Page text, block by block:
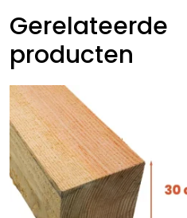
Gerelateerde
producten
Dit
product
heeft
meerdere
variaties.
Deze
optie